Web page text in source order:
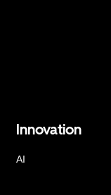
Innovation
AI